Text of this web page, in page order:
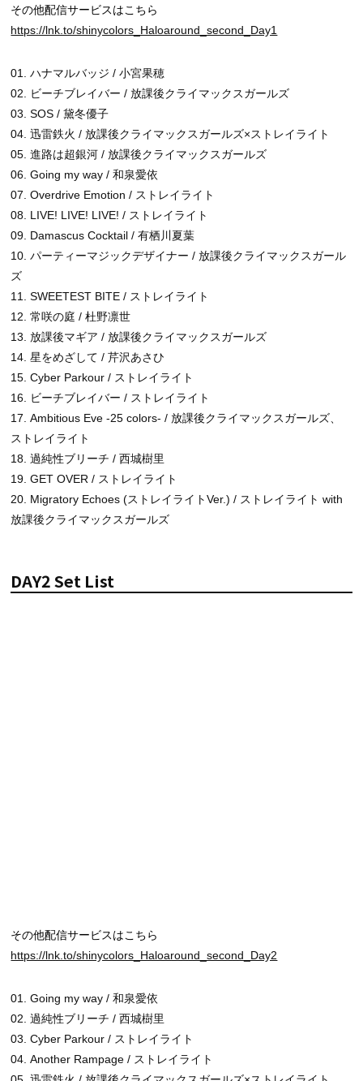
その他配信サービスはこちら
https://lnk.to/shinycolors_Haloaround_second_Day1
01. ハナマルバッジ / 小宮果穂
02. ビーチブレイバー / 放課後クライマックスガールズ
03. SOS / 黛冬優子
04. 迅雷鉄火 / 放課後クライマックスガールズ×ストレイライト
05. 進路は超銀河 / 放課後クライマックスガールズ
06. Going my way / 和泉愛依
07. Overdrive Emotion / ストレイライト
08. LIVE! LIVE! LIVE! / ストレイライト
09. Damascus Cocktail / 有栖川夏葉
10. パーティーマジックデザイナー / 放課後クライマックスガール
ズ
11. SWEETEST BITE / ストレイライト
12. 常咲の庭 / 杜野凛世
13. 放課後マギア / 放課後クライマックスガールズ
14. 星をめざして / 芹沢あさひ
15. Cyber Parkour / ストレイライト
16. ビーチブレイバー / ストレイライト
17. Ambitious Eve -25 colors- / 放課後クライマックスガールズ、
ストレイライト
18. 過純性ブリーチ / 西城樹里
19. GET OVER / ストレイライト
20. Migratory Echoes (ストレイライトVer.) / ストレイライト with
放課後クライマックスガールズ
DAY2 Set List
その他配信サービスはこちら
https://lnk.to/shinycolors_Haloaround_second_Day2
01. Going my way / 和泉愛依
02. 過純性ブリーチ / 西城樹里
03. Cyber Parkour / ストレイライト
04. Another Rampage / ストレイライト